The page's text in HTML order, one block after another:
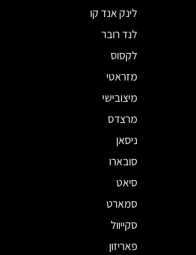
לינק אנד קו
לנד רובר
לקסוס
מזראטי
מיצובישי
מרצדס
ניסאן
סובארו
סיאט
סמארט
סקייוול
פאריזון